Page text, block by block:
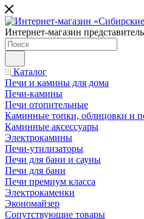
Интернет-магазин
Каталог
Печи и камины для дома
Печи-камины
Печи отопительные
Каминные топки, облицовки и
Каминные аксессуары
Электрокамины
Печи-утилизаторы
Печи для бани и сауны
Печи для бани
Печи премиум класса
Электрокаменки
Экономайзер
Сопутствующие товары